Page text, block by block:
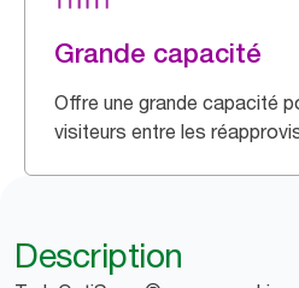
Grande capacité
Offre une grande capacité
visiteurs entre les
Description